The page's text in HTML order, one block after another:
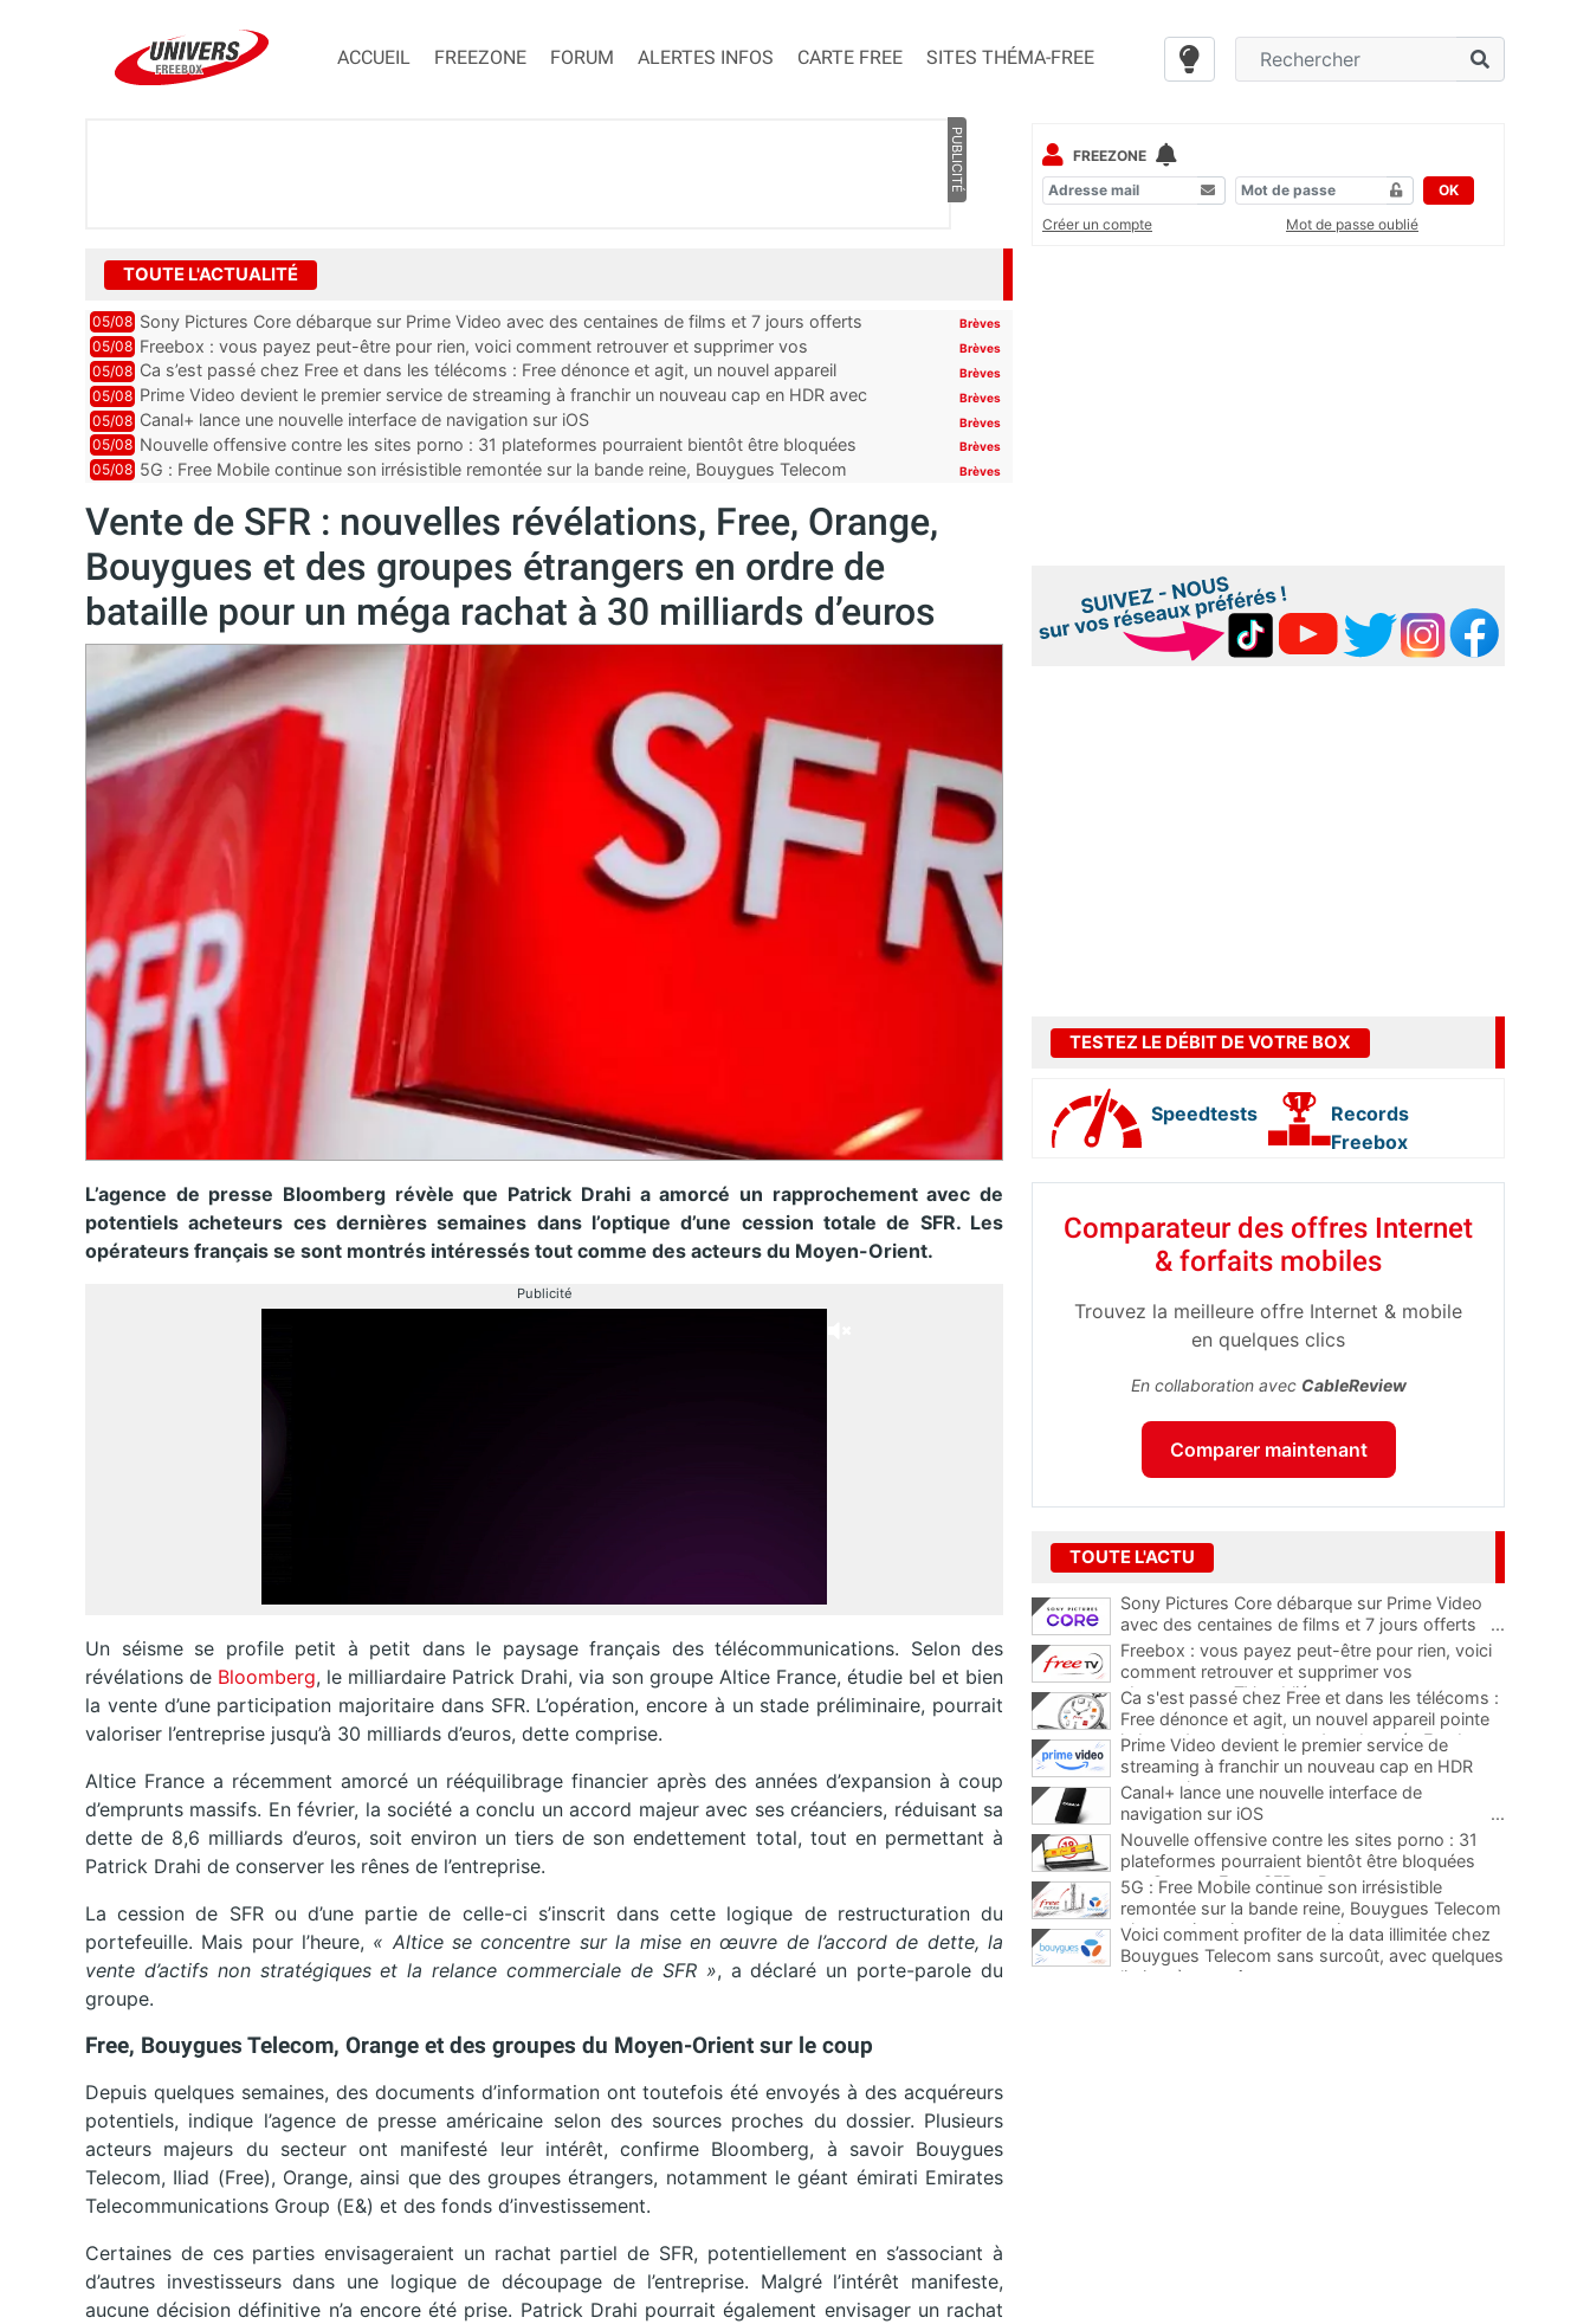
ACCUEIL FREEZONE FORUM ALERTES INFOS CARTE FREE SITES THÉMA-FREE
PUBLICITÉ
TOUTE L'ACTUALITÉ
05/08 Sony Pictures Core débarque sur Prime Video avec des centaines de films et 7 jours offerts Brèves
05/08 Freebox : vous payez peut-être pour rien, voici comment retrouver et supprimer vos
abonnements TV oubliés
Brèves
05/08 Ca s’est passé chez Free et dans les télécoms : Free dénonce et agit, un nouvel appareil
pointe le bout de...
Brèves
05/08 Prime Video devient le premier service de streaming à franchir un nouveau cap en HDR avec
ce lancement
Brèves
05/08 Canal+ lance une nouvelle interface de navigation sur iOS Brèves
05/08 Nouvelle offensive contre les sites porno : 31 plateformes pourraient bientôt être bloquées
par Orange, Free, SF...
Brèves
05/08 5G : Free Mobile continue son irrésistible remontée sur la bande reine, Bouygues Telecom
Brèves
Vente de SFR : nouvelles révélations, Free, Orange,
Bouygues et des groupes étrangers en ordre de
bataille pour un méga rachat à 30 milliards d’euros
L’agence de presse Bloomberg révèle que Patrick Drahi a amorcé un rapprochement avec de
potentiels acheteurs ces dernières semaines dans l’optique d’une cession totale de SFR. Les
opérateurs français se sont montrés intéressés tout comme des acteurs du Moyen-Orient.
Publicité
Un séisme se profile petit à petit dans le paysage français des télécommunications. Selon des
révélations de Bloomberg, le milliardaire Patrick Drahi, via son groupe Altice France, étudie bel et bien
la vente d’une participation majoritaire dans SFR. L’opération, encore à un stade préliminaire, pourrait
valoriser l’entreprise jusqu’à 30 milliards d’euros, dette comprise.
Altice France a récemment amorcé un rééquilibrage financier après des années d’expansion à coup
d’emprunts massifs. En février, la société a conclu un accord majeur avec ses créanciers, réduisant sa
dette de 8,6 milliards d’euros, soit environ un tiers de son endettement total, tout en permettant à
Patrick Drahi de conserver les rênes de l’entreprise.
La cession de SFR ou d’une partie de celle-ci s’inscrit dans cette logique de restructuration du
portefeuille. Mais pour l’heure, « Altice se concentre sur la mise en œuvre de l’accord de dette, la
vente d’actifs non stratégiques et la relance commerciale de SFR », a déclaré un porte-parole du
groupe.
Free, Bouygues Telecom, Orange et des groupes du Moyen-Orient sur le coup
Depuis quelques semaines, des documents d’information ont toutefois été envoyés à des acquéreurs
potentiels, indique l’agence de presse américaine selon des sources proches du dossier. Plusieurs
acteurs majeurs du secteur ont manifesté leur intérêt, confirme Bloomberg, à savoir Bouygues
Telecom, Iliad (Free), Orange, ainsi que des groupes étrangers, notamment le géant émirati Emirates
Telecommunications Group (E&) et des fonds d’investissement.
Certaines de ces parties envisageraient un rachat partiel de SFR, potentiellement en s’associant à
d’autres investisseurs dans une logique de découpage de l’entreprise. Malgré l’intérêt manifeste,
aucune décision définitive n’a encore été prise. Patrick Drahi pourrait également envisager un rachat
FREEZONE
OK
Créer un compte
Mot de passe oublié
TESTEZ LE DÉBIT DE VOTRE BOX
Speedtests
Records
Freebox
Comparateur des offres Internet
& forfaits mobiles
Trouvez la meilleure offre Internet & mobile
en quelques clics
En collaboration avec CableReview
Comparer maintenant
TOUTE L'ACTU
Sony Pictures Core débarque sur Prime Video
avec des centaines de films et 7 jours offerts
...
Freebox : vous payez peut-être pour rien, voici
comment retrouver et supprimer vos
abonnements TV oubliés
...
Ca s'est passé chez Free et dans les télécoms :
Free dénonce et agit, un nouvel appareil pointe
le bout de son nez chez des abonnés Freebox...
Prime Video devient le premier service de
streaming à franchir un nouveau cap en HDR
avec ce lancement
Canal+ lance une nouvelle interface de
navigation sur iOS
...
Nouvelle offensive contre les sites porno : 31
plateformes pourraient bientôt être bloquées
par Orange, Free, SFR et Bouygues
5G : Free Mobile continue son irrésistible
remontée sur la bande reine, Bouygues Telecom
plus que jamais sous pression
Voici comment profiter de la data illimitée chez
Bouygues Telecom sans surcoût, avec quelques
limites à connaître